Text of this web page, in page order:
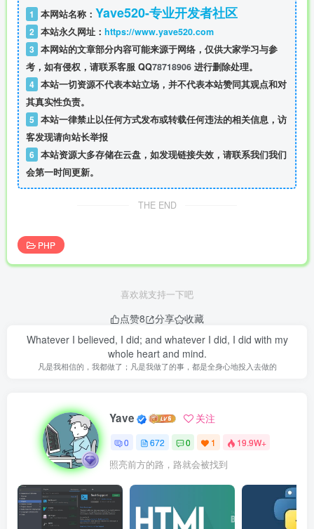
1 本网站名称： Yave520-专业开发者社区
2 本站永久网址： https://www.yave520.com
3 本网站的文章部分内容可能来源于网络，仅供大家学习与参
考，如有侵权，请联系客服 QQ78718906 进行删除处理。
4 本站一切资源不代表本站立场，并不代表本站赞同其观点和对
其真实性负责。
5 本站一律禁止以任何方式发布或转载任何违法的相关信息，访
客发现请向站长举报
6 本站资源大多存储在云盘，如发现链接失效，请联系我们我们
会第一时间更新。
THE END
PHP
喜欢就支持一下吧
点赞8 分享
收藏
Whatever I believed, I did; and whatever I did, I did with my
whole heart and mind.
凡是我相信的，我都做了；凡是我做了的事，都是全身心地投入去做的
Yave 关注
0 672 0 1 19.9W+
照亮前方的路，路就会被找到